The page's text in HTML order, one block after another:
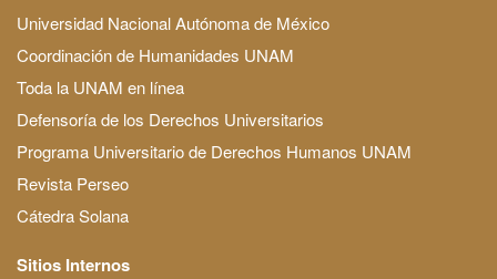
Universidad Nacional Autónoma de México
Coordinación de Humanidades UNAM
Toda la UNAM en línea
Defensoría de los Derechos Universitarios
Programa Universitario de Derechos Humanos UNAM
Revista Perseo
Cátedra Solana
Sitios Internos